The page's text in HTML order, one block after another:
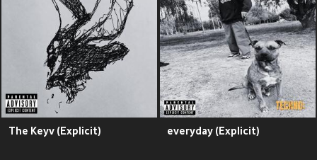
The Keyv (Explicit) everyday (Explicit)